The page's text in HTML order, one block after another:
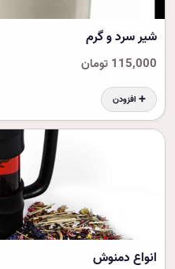
شیر سرد و گرم
115,000 تومان
➕ افزودن
انواع دمنوش